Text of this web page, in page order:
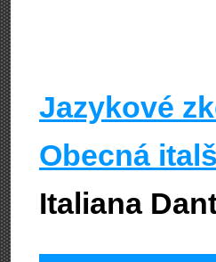
Jazykové
Obecná
Italiana